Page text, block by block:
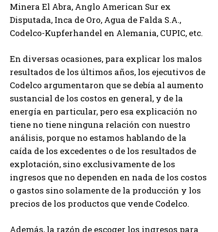
Minera El Abra, Anglo American Sur ex
Disputada, Inca de Oro, Agua de Falda S.A.,
Codelco-Kupferhandel en Alemania, CUPIC, etc.
En diversas ocasiones, para explicar los malos
resultados de los últimos años, los ejecutivos de
Codelco argumentaron que se debía al aumento
sustancial de los costos en general, y de la
energía en particular, pero esa explicación no
tiene no tiene ninguna relación con nuestro
análisis, porque no estamos hablando de la
caída de los excedentes o de los resultados de
explotación, sino exclusivamente de los
ingresos que no dependen en nada de los costos
o gastos sino solamente de la producción y los
precios de los productos que vende Codelco.
Además, la razón de escoger los ingresos para